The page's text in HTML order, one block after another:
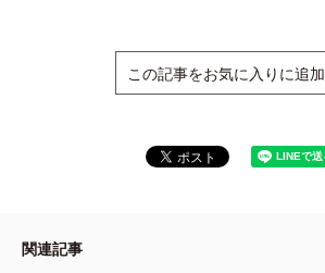
この記事をお気に入りに追加
関連記事